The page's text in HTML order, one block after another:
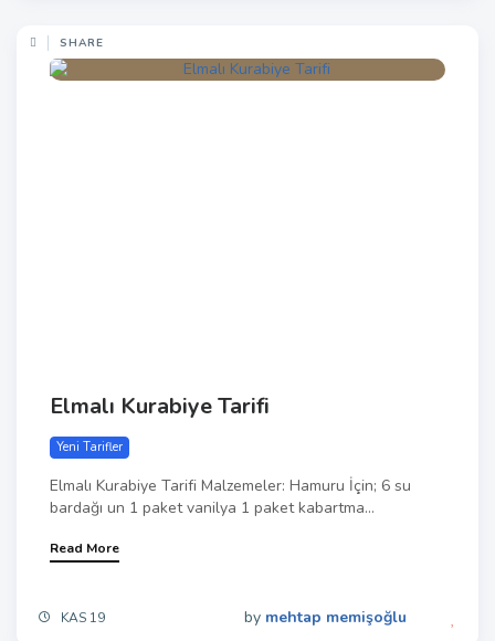
SHARE
Elmalı Kurabiye Tarifi
Yeni Tarifler
Elmalı Kurabiye Tarifi Malzemeler: Hamuru İçin; 6 su
bardağı un 1 paket vanilya 1 paket kabartma...
Read More
KAS 19 by mehtap memişoğlu